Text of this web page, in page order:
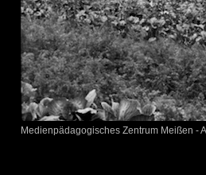
Medienpädagogisches Zentrum Meißen -